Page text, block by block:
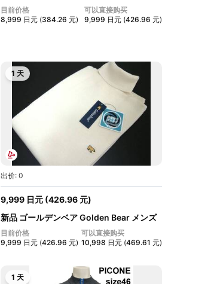
BrunoNaldi...
目前价格
8,999 日元 (384.26 元)
可以直接购买
9,999 日元 (426.96 元)
1 天
出价: 0
9,999 日元 (426.96 元)
新品 ゴールデンベア Golden Bear メンズ
L...
目前价格
9,999 日元 (426.96 元)
可以直接购买
10,998 日元 (469.61 元)
1 天